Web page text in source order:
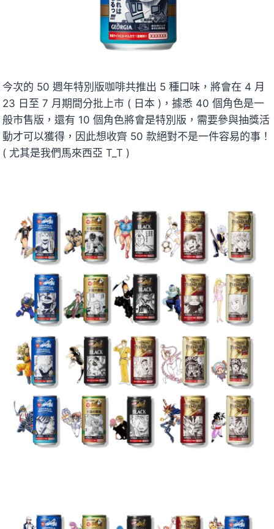
今次的 50 週年特別版咖啡共推出 5 種口味，將會在 4 月
23 日至 7 月期間分批上市 ( 日本 )，據悉 40 個角色是一
般市售版，還有 10 個角色將會是特別版，需要參與抽獎活
動才可以獲得，因此想收齊 50 款絕對不是一件容易的事！
( 尤其是我們馬來西亞 T_T )